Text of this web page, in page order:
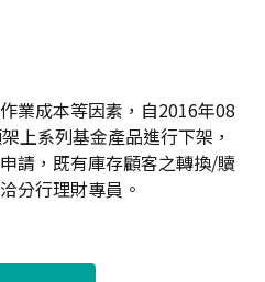
業成本等因素，自2016年08
上系列基金產品進行下架，
請，既有庫存顧客之轉換/贖
分行理財專員。